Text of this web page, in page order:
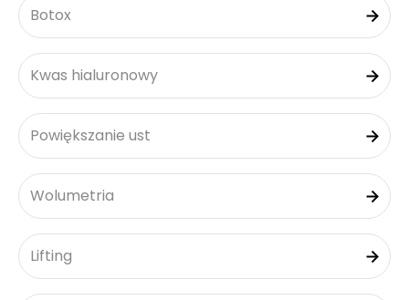
Botox
Kwas hialuronowy
Powiększanie ust
Wolumetria
Lifting